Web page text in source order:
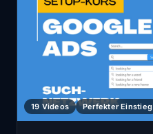
19 Videos Perfekter Einstieg